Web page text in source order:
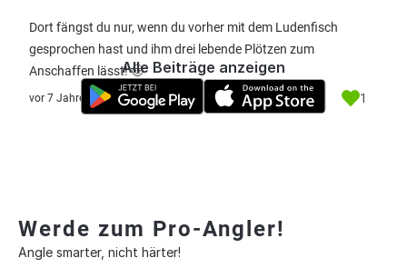
Dort fängst du nur, wenn du vorher mit dem Ludenfisch
gesprochen hast und ihm drei lebende Plötzen zum
Anschaffen lässt! 🤠
vor 7 Jahre 1
Alle Beiträge anzeigen
Werde zum Pro-Angler!
Angle smarter, nicht härter!